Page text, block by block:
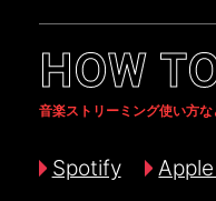
HOW
音楽ストリーミング使い方な
Spotify